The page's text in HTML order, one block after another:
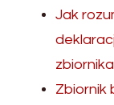
Jak
Zbiornik